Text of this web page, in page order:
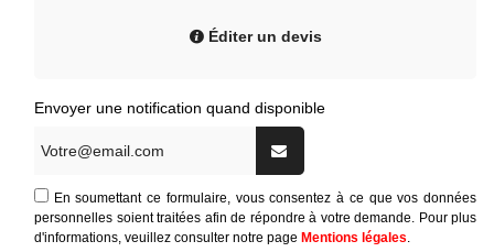
Éditer un devis
Envoyer une notification quand disponible
En soumettant ce formulaire, vous consentez à ce que vos données
personnelles soient traitées afin de répondre à votre demande. Pour plus
d'informations, veuillez consulter notre page Mentions légales.